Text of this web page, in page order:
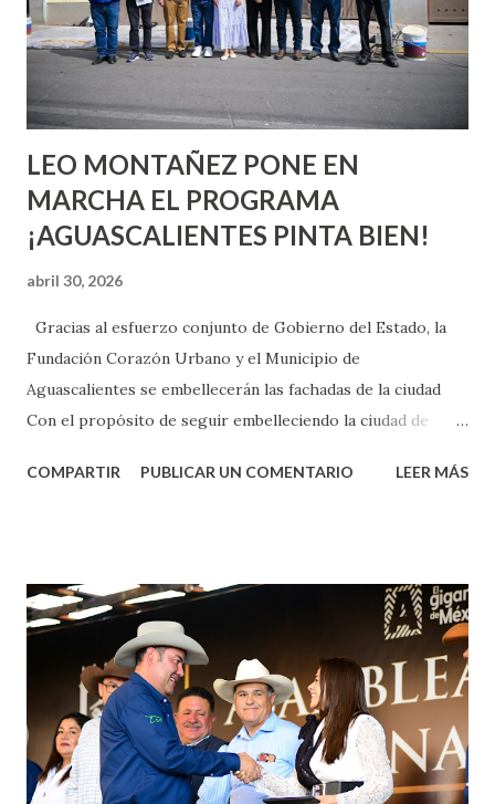
pienses que el sexo será increíble y no puedas esperar para
experimentarlo, pero como cualquier persona con
experiencia te dirá, siempre es mejor cuando ambas partes
son suficientemen...
LEO MONTAÑEZ PONE EN
MARCHA EL PROGRAMA
¡AGUASCALIENTES PINTA BIEN!
abril 30, 2026
Gracias al esfuerzo conjunto de Gobierno del Estado, la
Fundación Corazón Urbano y el Municipio de
Aguascalientes se embellecerán las fachadas de la ciudad
Con el propósito de seguir embelleciendo la ciudad de
municipal, Leo Montañez dio inicio al programa
Corazón Urbano y el Municipio capital. Leo Montañez
informó que en este programa se usarán cerca de 90 mil
metros cuadrados de pintura, para dar inicio en la calle
Nieto, entre Jesús F. Elizondo y la calle 22 de Octubre, con
lo que se aplicará pintura en 66 casas. Posteriormente se
llevará este programa a Villas de Nuestra Señora de la
Asunción, Avenida Alameda y Decreto 27 de Septiembre, en
COMPARTIR PUBLICAR UN COMENTARIO LEER MÁS